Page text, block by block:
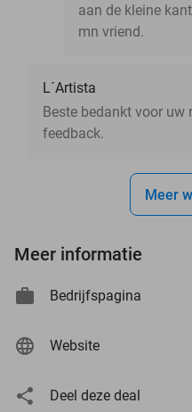
aan de kleine
mn vriend.
L´Artista
Beste bedankt voor uw
feedback.
Meer
Meer informatie
Bedrijfspagina
Website
Deel deze deal